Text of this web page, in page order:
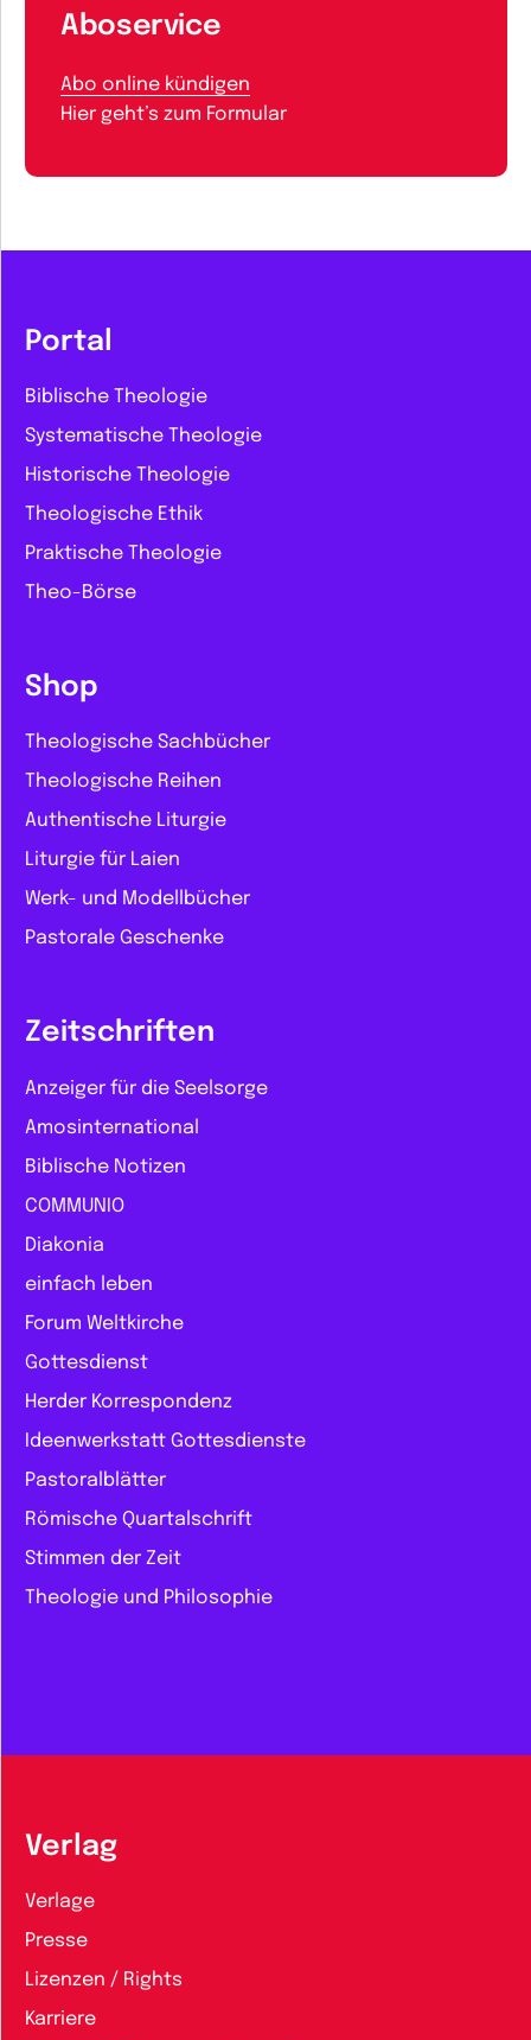
Aboservice
Abo online kündigen
Hier geht’s zum Formular
Portal
Biblische Theologie
Systematische Theologie
Historische Theologie
Theologische Ethik
Praktische Theologie
Theo-Börse
Shop
Theologische Sachbücher
Theologische Reihen
Authentische Liturgie
Liturgie für Laien
Werk- und Modellbücher
Pastorale Geschenke
Zeitschriften
Anzeiger für die Seelsorge
Amosinternational
Biblische Notizen
COMMUNIO
Diakonia
einfach leben
Forum Weltkirche
Gottesdienst
Herder Korrespondenz
Ideenwerkstatt Gottesdienste
Pastoralblätter
Römische Quartalschrift
Stimmen der Zeit
Theologie und Philosophie
Verlag
Verlage
Presse
Lizenzen / Rights
Karriere